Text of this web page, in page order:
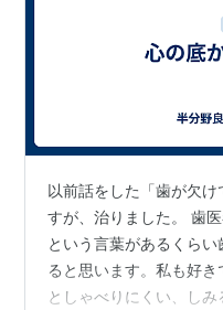
以前話をした「歯が欠
すが、治りました。 歯
という言葉があるくら
ると思います。私も好
としゃべりにくい、し